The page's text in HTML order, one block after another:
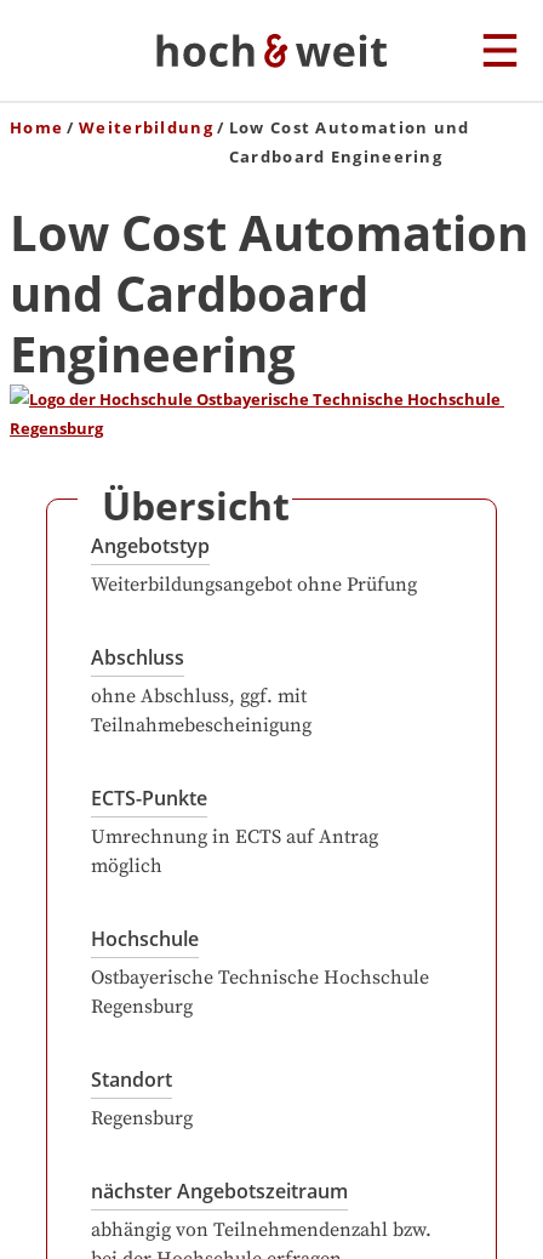
Home Weiterbildung
Low Cost Automation und
Cardboard Engineering
Low Cost Automation
und Cardboard
Engineering
Übersicht
Angebotstyp
Weiterbildungsangebot ohne Prüfung
Abschluss
ohne Abschluss, ggf. mit
Teilnahmebescheinigung
ECTS-Punkte
Umrechnung in ECTS auf Antrag
möglich
Hochschule
Ostbayerische Technische Hochschule
Regensburg
Standort
Regensburg
nächster Angebotszeitraum
abhängig von Teilnehmendenzahl bzw.